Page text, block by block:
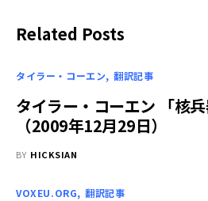
Related Posts
タイラー・コーエン 翻訳記事
タイラー・コーエン 「核兵
（2009年12月29日）
BY HICKSIAN
VOXEU.ORG 翻訳記事